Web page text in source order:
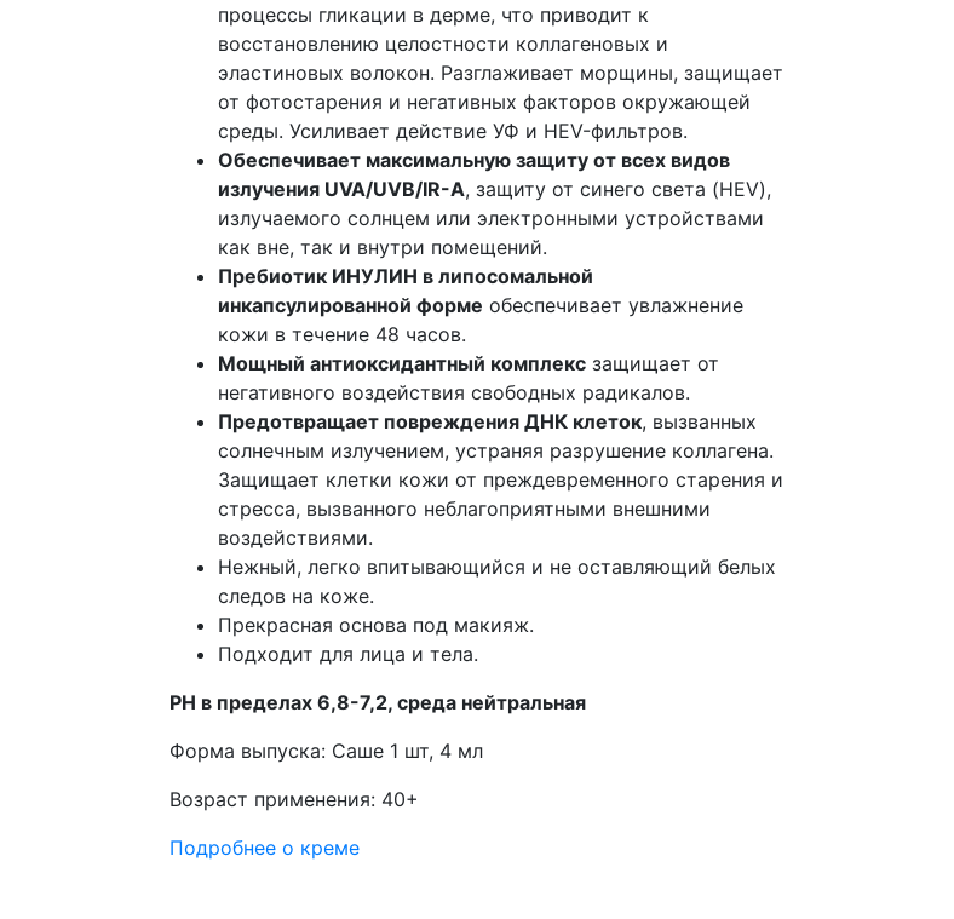
процессы гликации в дерме, что приводит к
восстановлению целостности коллагеновых и
эластиновых волокон. Разглаживает морщины, защищает
от фотостарения и негативных факторов окружающей
среды. Усиливает действие УФ и HEV-фильтров.
Обеспечивает максимальную защиту от всех видов
излучения UVA/UVB/IR-A, защиту от синего света (HEV),
излучаемого солнцем или электронными устройствами
как вне, так и внутри помещений.
Пребиотик ИНУЛИН в липосомальной
инкапсулированной форме обеспечивает увлажнение
кожи в течение 48 часов.
Мощный антиоксидантный комплекс защищает от
негативного воздействия свободных радикалов.
Предотвращает повреждения ДНК клеток, вызванных
солнечным излучением, устраняя разрушение коллагена.
Защищает клетки кожи от преждевременного старения и
стресса, вызванного неблагоприятными внешними
воздействиями.
Нежный, легко впитывающийся и не оставляющий белых
следов на коже.
Прекрасная основа под макияж.
Подходит для лица и тела.
РН в пределах 6,8-7,2, среда нейтральная
Форма выпуска: Саше 1 шт, 4 мл
Возраст применения: 40+
Подробнее о креме